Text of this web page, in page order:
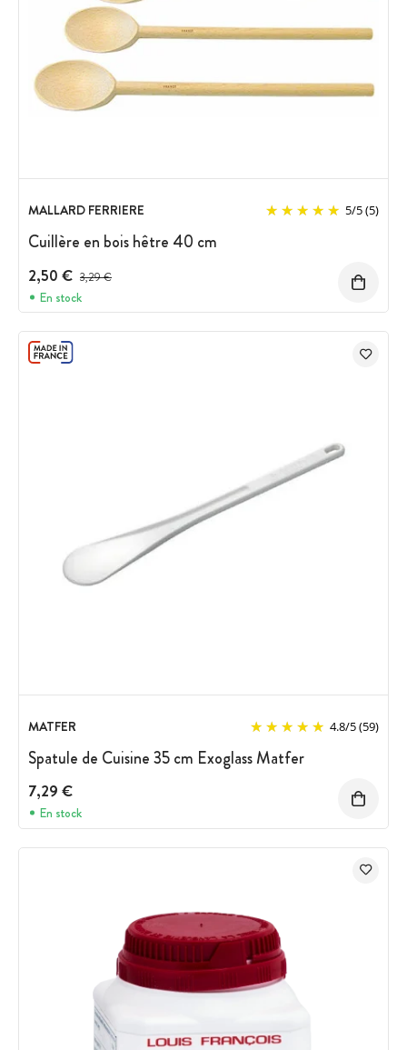
MALLARD FERRIERE 5/5(5)
Cuillère en bois hêtre 40 cm
2,50 € Prix avant réduction :
3,29 €
En stock
MATFER 4.8/5(59)
Spatule de Cuisine 35 cm Exoglass Matfer
7,29 €
En stock